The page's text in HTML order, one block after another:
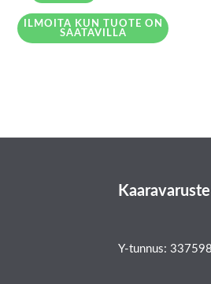
ILMOITA KUN TUOTE ON
SAATAVILLA
Y-tunnus: